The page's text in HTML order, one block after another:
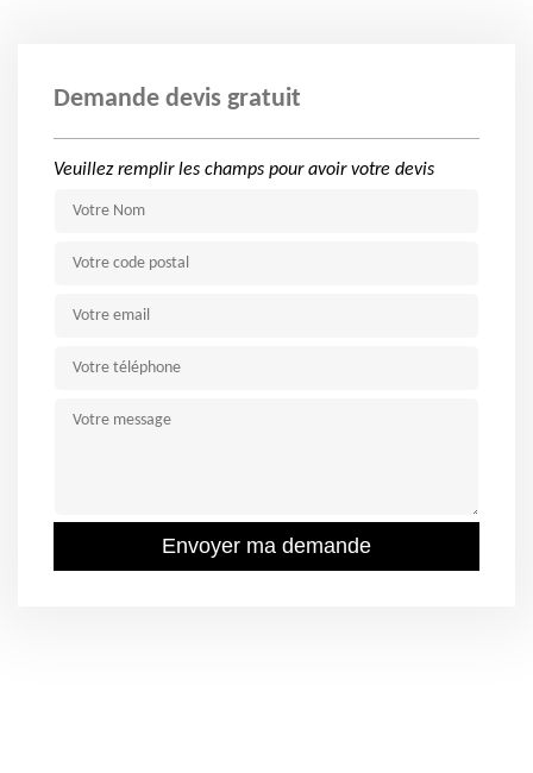
Demande devis gratuit
Veuillez remplir les champs pour avoir votre devis